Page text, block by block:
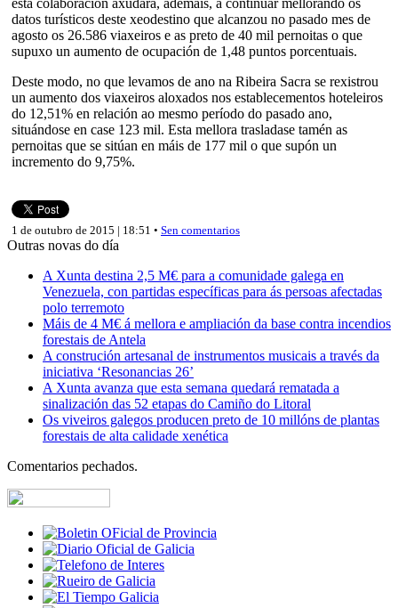
datos turísticos deste xeodestino que alcanzou no pasado mes de
agosto os 26.586 viaxeiros e as preto de 40 mil pernoitas o que
supuxo un aumento de ocupación de 1,48 puntos porcentuais.
Deste modo, no que levamos de ano na Ribeira Sacra se rexistrou
un aumento dos viaxeiros aloxados nos establecementos hoteleiros
do 12,51% en relación ao mesmo período do pasado ano,
situándose en case 123 mil. Esta mellora trasladase tamén as
pernoitas que se sitúan en máis de 177 mil o que supón un
incremento do 9,75%.
1 de outubro de 2015 | 18:51 • Sen comentarios
Outras novas do día
A Xunta destina 2,5 M€ para a comunidade galega en
Venezuela, con partidas específicas para ás persoas afectadas
polo terremoto
Máis de 4 M€ á mellora e ampliación da base contra incendios
forestais de Antela
A construción artesanal de instrumentos musicais a través da
iniciativa ‘Resonancias 26’
A Xunta avanza que esta semana quedará rematada a
sinalización das 52 etapas do Camiño do Litoral
Os viveiros galegos producen preto de 10 millóns de plantas
forestais de alta calidade xenética
Comentarios pechados.